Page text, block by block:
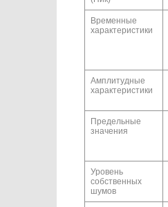
Временные
характеристики
Амплитудные
характеристики
Предельные
значения
Уровень
собственных
шумов